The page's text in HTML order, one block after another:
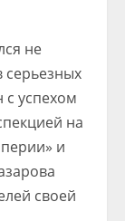
не
серьезных
с успехом
на
и
своей